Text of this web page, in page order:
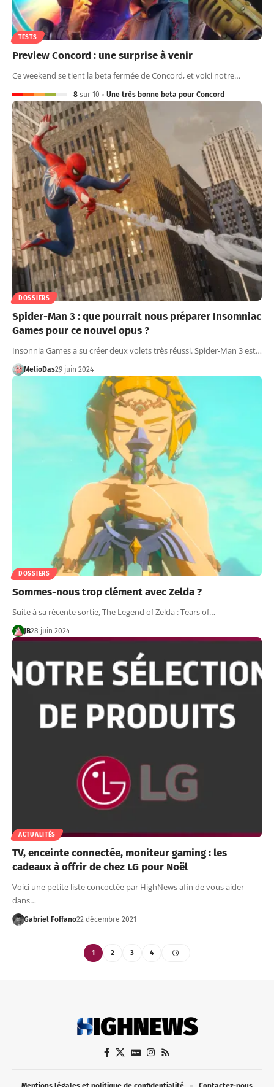
TESTS
Preview Concord : une surprise à venir
Ce weekend se tient la beta fermée de Concord, et voici notre…
8 sur 10 Une très bonne beta pour Concord
DOSSIERS
Spider-Man 3 : que pourrait nous préparer Insomniac
Games pour ce nouvel opus ?
Insonnia Games a su créer deux volets très réussi. Spider-Man 3 est…
MelioDas29 juin 2024
DOSSIERS
Sommes-nous trop clément avec Zelda ?
Suite à sa récente sortie, The Legend of Zelda : Tears of…
JB28 juin 2024
ACTUALITÉS
TV, enceinte connectée, moniteur gaming : les
cadeaux à offrir de chez LG pour Noël
Voici une petite liste concoctée par HighNews afin de vous aider
dans…
Gabriel Foffano22 décembre 2021
1 2 3 4